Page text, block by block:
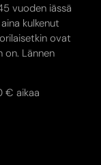
vuoden iässä
kulkenut
ovat
on. Lännen
€ aikaa